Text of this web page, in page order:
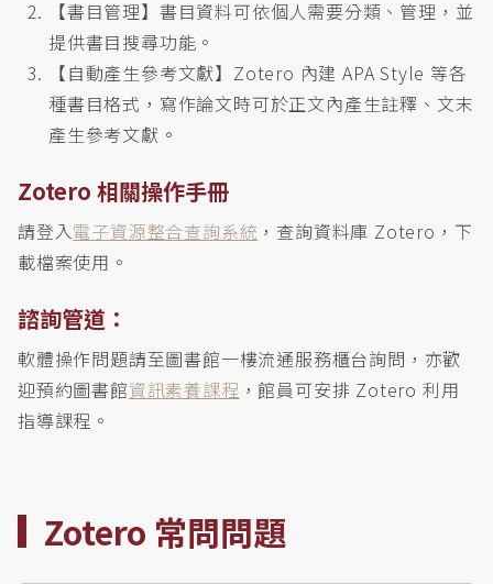
【書目管理】書目資料可依個人需要分類、管理，並
提供書目搜尋功能。
【自動產生參考文獻】Zotero 內建 APA Style 等各
種書目格式，寫作論文時可於正文內產生註釋、文末
產生參考文獻。
Zotero 相關操作手冊
請登入電子資源整合查詢系統 ，查詢資料庫 Zotero，下
載檔案使用。
諮詢管道：
軟體操作問題請至圖書館一樓流通服務櫃台詢問，亦歡
迎預約圖書館資訊素養課程 ，館員可安排 Zotero 利用
指導課程。
Zotero 常問問題